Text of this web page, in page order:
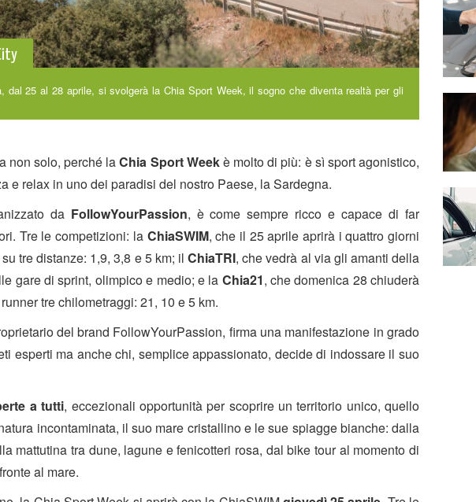
dal 25 al 28 aprile, si svolgerà la Chia Sport Week, il sogno che diventa realtà per gli
non solo, perché laChia Sport Weekè molto di più: è sì sport agonistico,
e relax in uno dei paradisi del nostro Paese, la Sardegna.
da FollowYourPassion, è come sempre ricco e capace di far
Tre le competizioni: la ChiaSWIM, che il 25 aprile aprirà i quattro giorni
tre distanze: 1,9, 3,8 e 5 km; il ChiaTRI, che vedrà al via gli amanti della
gare di sprint, olimpico e medio; e la Chia21, che domenica 28 chiuderà
tre chilometraggi: 21, 10 e 5 km.
del brand FollowYourPassion, firma una manifestazione in grado
esperti ma anche chi, semplice appassionato, decide di indossare il suo
a tutti, eccezionali opportunità per scoprire un territorio unico, quello
incontaminata, il suo mare cristallino e le sue spiagge bianche: dalla
mattutina tra dune, lagune e fenicotteri rosa, dal bike tour al momento di
al mare.